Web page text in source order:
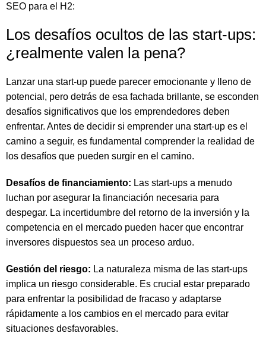
SEO para el H2:
Los desafíos ocultos de las start-ups:
¿realmente valen la pena?
Lanzar una start-up puede parecer emocionante y lleno de
potencial, pero detrás de esa fachada brillante, se esconden
desafíos significativos que los emprendedores deben
enfrentar. Antes de decidir si emprender una start-up es el
camino a seguir, es fundamental comprender la realidad de
los desafíos que pueden surgir en el camino.
Desafíos de financiamiento: Las start-ups a menudo
luchan por asegurar la financiación necesaria para
despegar. La incertidumbre del retorno de la inversión y la
competencia en el mercado pueden hacer que encontrar
inversores dispuestos sea un proceso arduo.
Gestión del riesgo: La naturaleza misma de las start-ups
implica un riesgo considerable. Es crucial estar preparado
para enfrentar la posibilidad de fracaso y adaptarse
rápidamente a los cambios en el mercado para evitar
situaciones desfavorables.